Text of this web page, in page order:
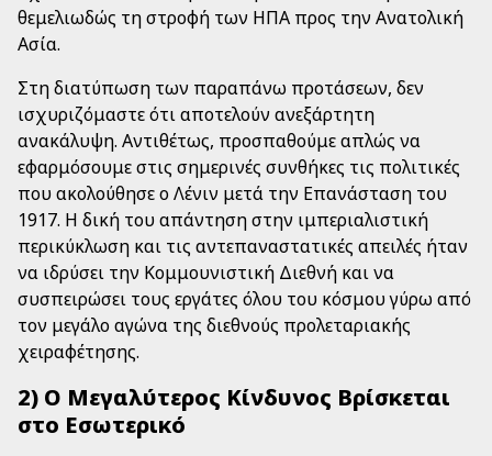
θεμελιωδώς τη στροφή των ΗΠΑ προς την Ανατολική
Ασία.
Στη διατύπωση των παραπάνω προτάσεων, δεν
ισχυριζόμαστε ότι αποτελούν ανεξάρτητη
ανακάλυψη. Αντιθέτως, προσπαθούμε απλώς να
εφαρμόσουμε στις σημερινές συνθήκες τις πολιτικές
που ακολούθησε ο Λένιν μετά την Επανάσταση του
1917. Η δική του απάντηση στην ιμπεριαλιστική
περικύκλωση και τις αντεπαναστατικές απειλές ήταν
να ιδρύσει την Κομμουνιστική Διεθνή και να
συσπειρώσει τους εργάτες όλου του κόσμου γύρω από
τον μεγάλο αγώνα της διεθνούς προλεταριακής
χειραφέτησης.
2) Ο Μεγαλύτερος Κίνδυνος Βρίσκεται
στο Εσωτερικό